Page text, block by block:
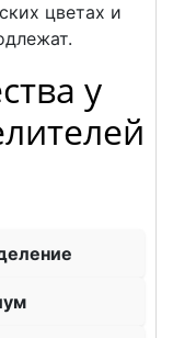
цветах и
у